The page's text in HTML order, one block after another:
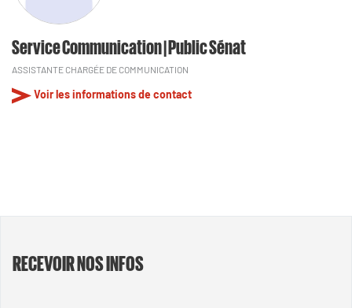
Service Communication | Public Sénat
ASSISTANTE CHARGÉE DE COMMUNICATION
Voir les informations de contact
RECEVOIR NOS INFOS